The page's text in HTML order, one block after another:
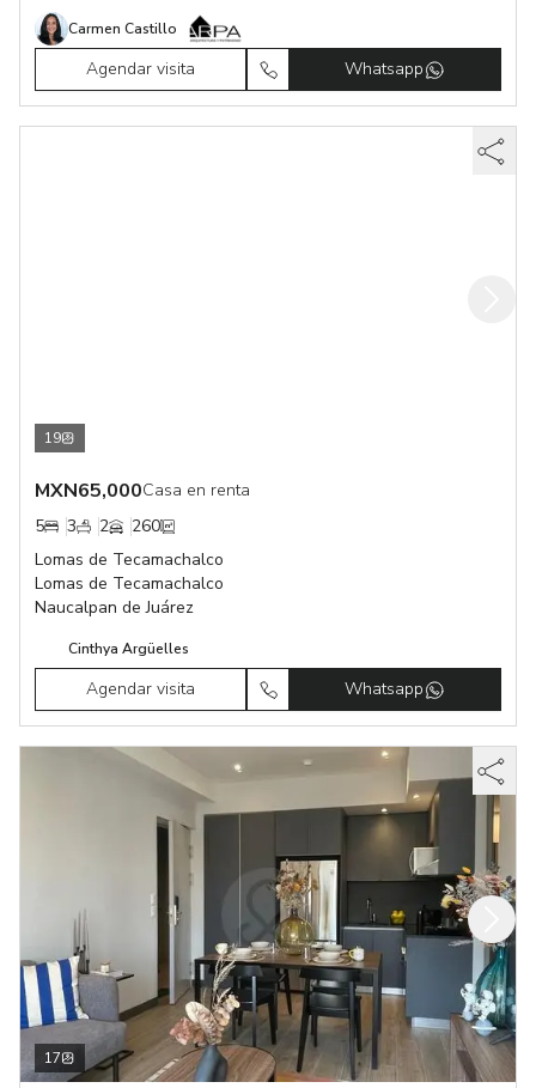
Carmen Castillo
Agendar visita Whatsapp
19
MXN65,000Casa en renta
5
3 2
260
Lomas de Tecamachalco
Lomas de Tecamachalco
Naucalpan de Juárez
Cinthya Argüelles
Agendar visita Whatsapp
17